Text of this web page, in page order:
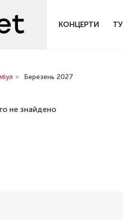
КОНЦЕРТИ
» Березень 2027
не знайдено